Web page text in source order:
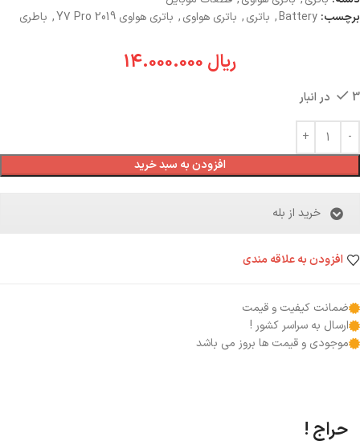
برچسب: Battery
, باتری, باتری هواوی, باتری هواوی Y7 Pro 2019 , باطری
ریال
3 در انبار
افزودن به سبد خرید
خرید از بله
افزودن به علاقه مندی
ضمانت کیفیت و قیمت
ارسال به سراسر کشور !
موجودی و قیمت ها بروز می باشد
حراج !